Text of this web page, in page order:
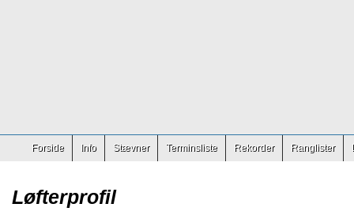
Forside Info Stævner Terminsliste Rekorder Ranglister
Løfterprofil